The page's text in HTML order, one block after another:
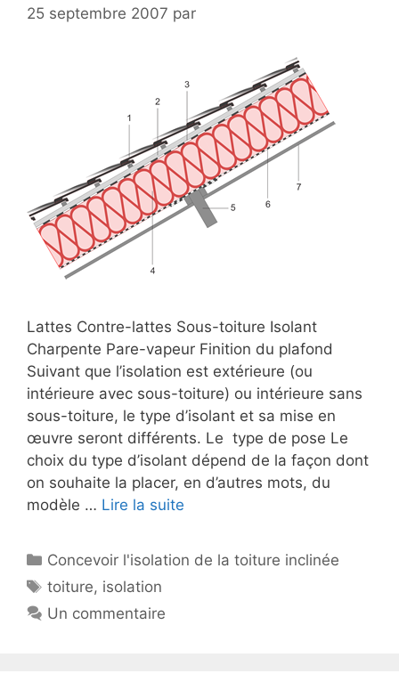
25 septembre 2007 par
Lattes Contre-lattes Sous-toiture Isolant
Charpente Pare-vapeur Finition du plafond
Suivant que l’isolation est extérieure (ou
intérieure avec sous-toiture) ou intérieure sans
sous-toiture, le type d’isolant et sa mise en
œuvre seront différents. Le type de pose Le
choix du type d’isolant dépend de la façon dont
on souhaite la placer, en d’autres mots, du
modèle … Lire la suite
Catégories
Concevoir l'isolation de la toiture inclinée
Étiquettes
toiture, isolation
Un commentaire